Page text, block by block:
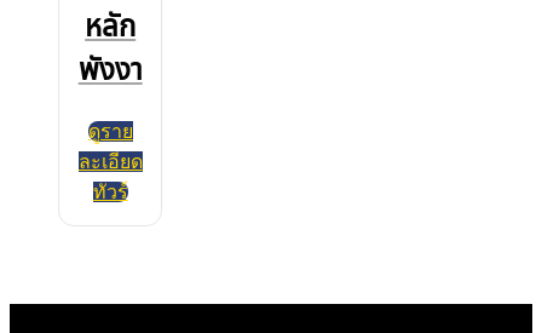
หลัก
พังงา
ดูราย
ละเอียด
ทัวร์